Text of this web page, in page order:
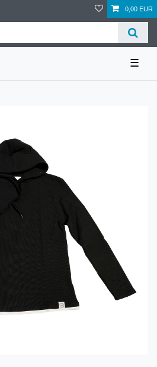
0,00 EUR
☰